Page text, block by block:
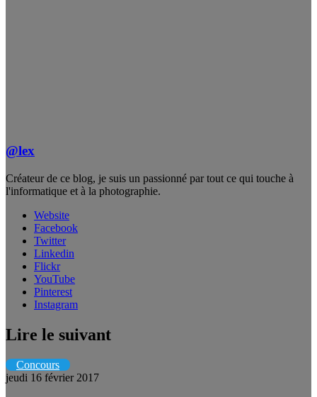
@lex
Créateur de ce blog, je suis un passionné par tout ce qui touche à
l'informatique et à la photographie.
Website
Facebook
Twitter
Linkedin
Flickr
YouTube
Pinterest
Instagram
Lire le suivant
Concours
jeudi 16 février 2017